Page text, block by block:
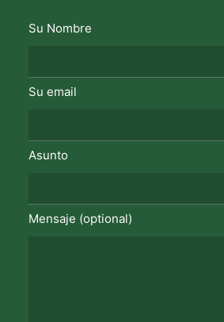
Su Nombre
Su email
Asunto
Mensaje (optional)